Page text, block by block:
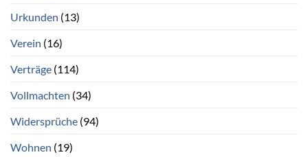
Urkunden (13)
Verein (16)
Verträge (114)
Vollmachten (34)
Widersprüche (94)
Wohnen (19)